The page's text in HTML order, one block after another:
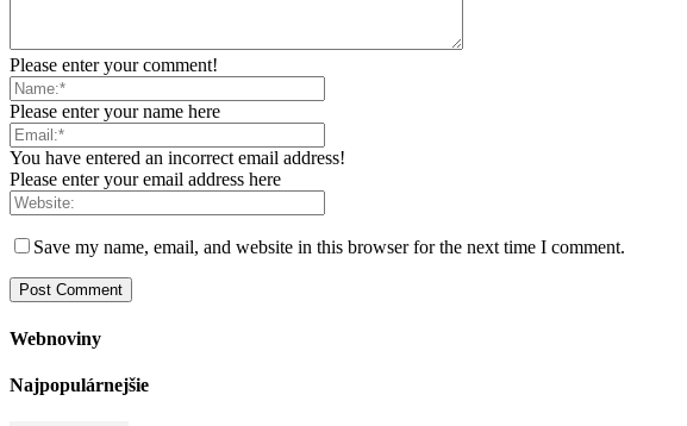
Please enter your comment!
Please enter your name here
You have entered an incorrect email address!
Please enter your email address here
Save my name, email, and website in this browser for the next time I comment.
Webnoviny
Najpopulárnejšie